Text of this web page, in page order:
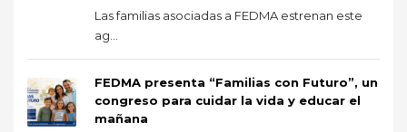
Las familias asociadas a FEDMA estrenan este
ag...
FEDMA presenta “Familias con Futuro”, un
congreso para cuidar la vida y educar el
mañana